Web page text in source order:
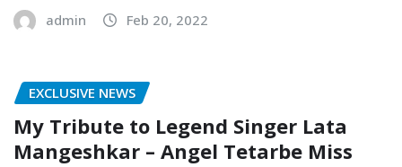
admin Feb 20, 2022
EXCLUSIVE NEWS
My Tribute to Legend Singer Lata
Mangeshkar – Angel Tetarbe Miss